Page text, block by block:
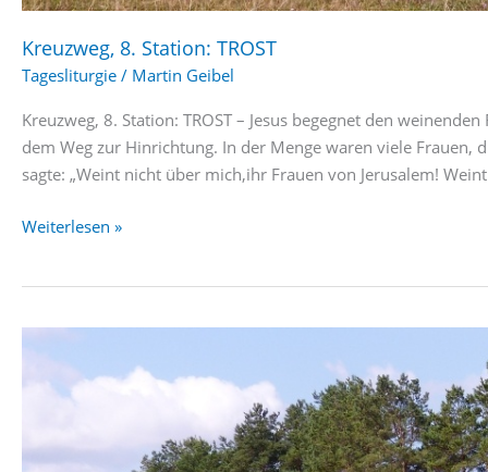
Kreuzweg, 8. Station: TROST
Tagesliturgie / Martin Geibel
Kreuzweg, 8. Station: TROST – Jesus begegnet den
dem Weg zur Hinrichtung. In der Menge waren viele Frauen,
sagte: „Weint nicht über mich,ihr Frauen von Jerusalem!
Kreuzweg,
Weiterlesen »